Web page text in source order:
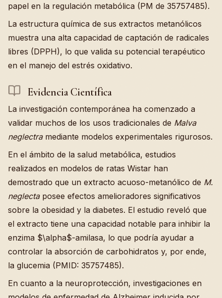
papel en la regulación metabólica (PM de 35757485).
La estructura química de sus extractos metanólicos
muestra una alta capacidad de captación de radicales
libres (DPPH), lo que valida su potencial terapéutico
en el manejo del estrés oxidativo.
Evidencia Científica
La investigación contemporánea ha comenzado a
validar muchos de los usos tradicionales de Malva
neglectramediante modelos experimentales rigurosos.
En el ámbito de la salud metabólica, estudios
realizados en modelos de ratas Wistar han
demostrado que un extracto acuoso-metanólico de M.
neglectaposee efectos amelioradores significativos
sobre la obesidad y la diabetes. El estudio reveló que
el extracto tiene una capacidad notable para inhibir la
enzima $\alpha$-amilasa, lo que podría ayudar a
controlar la absorción de carbohidratos y, por ende,
la glucemia (PMID: 35757485).
En cuanto a la neuroprotección, investigaciones en